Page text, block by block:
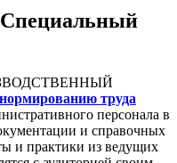
нормированию труда
персонала в
и справочных
и практики из ведущих